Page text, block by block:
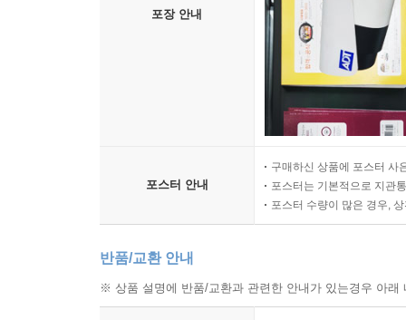
포장 안내
포스터 안내
구매하신 상품에 포스터 사
포스터는 기본적으로 지관
포스터 수량이 많은 경우,
반품/교환 안내
※ 상품 설명에 반품/교환과 관련한 안내가 있는경우 아